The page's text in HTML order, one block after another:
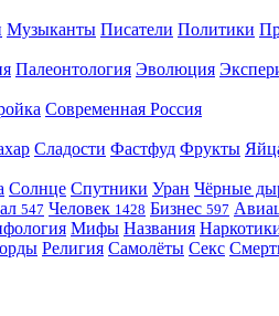
Музыканты Писатели Политики
Палеонтология Эволюция
Современная Россия
Сладости Фастфуд Фрукты
Солнце Спутники Уран Чёрные
547 Человек 1428 Бизнес 597
Мифы Названия
Религия Самолёты Секс